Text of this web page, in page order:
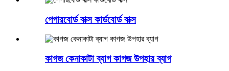
পেপারবোর্ড বাক্স কার্ডবোর্ড বাক্স
কাগজ কেনাকাটা ব্যাগ কাগজ উপহার ব্যাগ